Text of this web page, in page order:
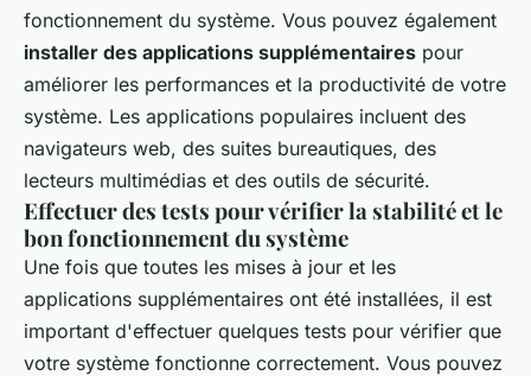
fonctionnement du système. Vous pouvez également
installer des applications supplémentaires pour
améliorer les performances et la productivité de votre
système. Les applications populaires incluent des
navigateurs web, des suites bureautiques, des
lecteurs multimédias et des outils de sécurité.
Effectuer des tests pour vérifier la stabilité et le
bon fonctionnement du système
Une fois que toutes les mises à jour et les
applications supplémentaires ont été installées, il est
important d'effectuer quelques tests pour vérifier que
votre système fonctionne correctement. Vous pouvez